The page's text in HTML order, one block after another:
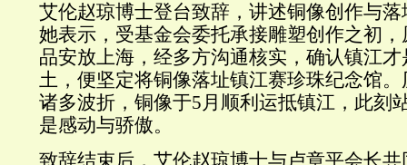
艾伦赵琼博士登台致辞，讲述铜像创作与
她表示，受基金会委托承接雕塑创作之初
品安放上海，经多方沟通核实，确认镇江
土，便坚定将铜像落址镇江赛珍珠纪念馆
诸多波折，铜像于5月顺利运抵镇江，此刻
是感动与骄傲。
致辞结束后，艾伦赵琼博士与卢章平会长